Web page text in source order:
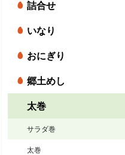
詰合せ
いなり
おにぎり
郷土めし
太巻
サラダ巻
太巻